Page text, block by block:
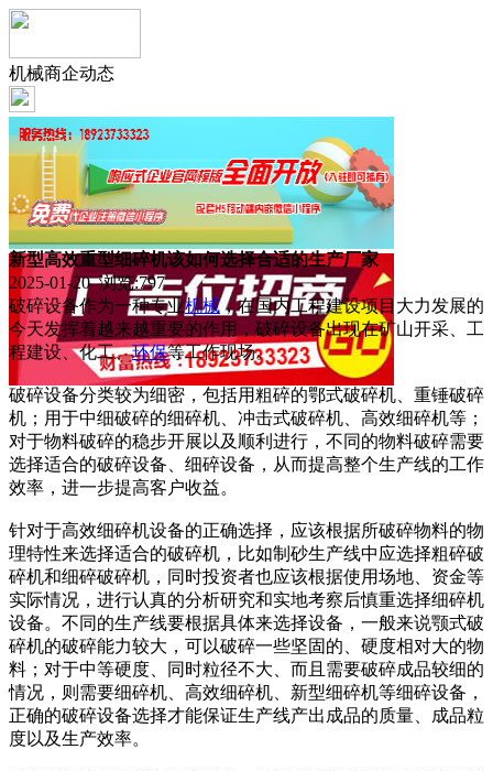
机械商企动态
新型高效重型细碎机该如何选择合适的生产厂家
2025-01-20 浏览:797
破碎设备作为一种专业机械，在国内工程建设项目大力发展的
今天发挥着越来越重要的作用，破碎设备出现在矿山开采、工
程建设、化工、环保等工作现场。
破碎设备分类较为细密，包括用粗碎的鄂式破碎机、重锤破碎
机；用于中细破碎的细碎机、冲击式破碎机、高效细碎机等；
对于物料破碎的稳步开展以及顺利进行，不同的物料破碎需要
选择适合的破碎设备、细碎设备，从而提高整个生产线的工作
效率，进一步提高客户收益。
针对于高效细碎机设备的正确选择，应该根据所破碎物料的物
理特性来选择适合的破碎机，比如制砂生产线中应选择粗碎破
碎机和细碎破碎机，同时投资者也应该根据使用场地、资金等
实际情况，进行认真的分析研究和实地考察后慎重选择细碎机
设备。不同的生产线要根据具体来选择设备，一般来说颚式破
碎机的破碎能力较大，可以破碎一些坚固的、硬度相对大的物
料；对于中等硬度、同时粒径不大、而且需要破碎成品较细的
情况，则需要细碎机、高效细碎机、新型细碎机等细碎设备，
正确的破碎设备选择才能保证生产线产出成品的质量、成品粒
度以及生产效率。